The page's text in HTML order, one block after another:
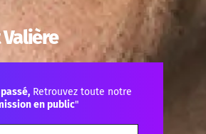
Retrouvez toute notre
en public"